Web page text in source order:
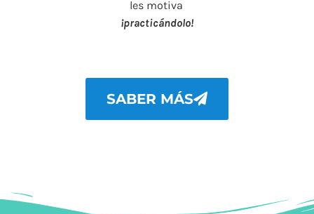
les motiva
¡practicándolo!
SABER MÁS